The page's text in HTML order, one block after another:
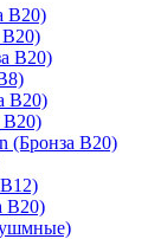
B20)
B20)
B20)
B20)
(Бронза B20)
B20)